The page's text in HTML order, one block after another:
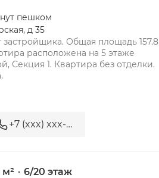
пешком
д 35
Общая площадь 157.8
расположена на 5 этаже
Секция 1. Квартира без отделки.
ря
+7 (xxx) xxx-xx-xx
м² 6/20 этаж